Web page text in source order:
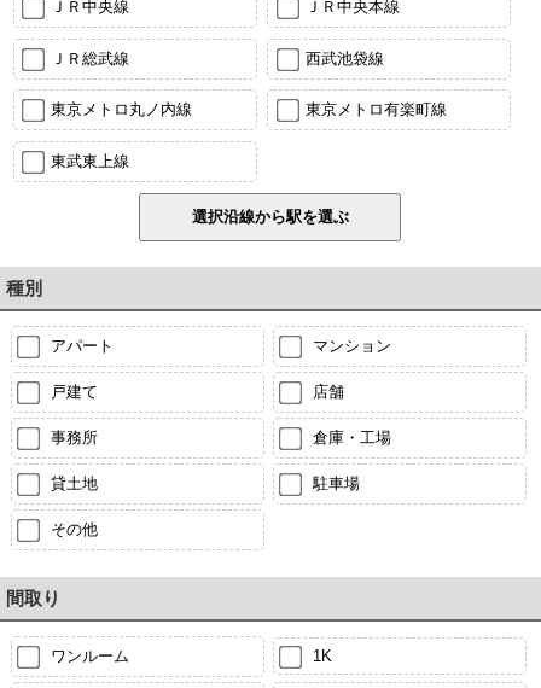
ＪＲ中央線 ＪＲ中央本線
ＪＲ総武線 西武池袋線
東京メトロ丸ノ内線 東京メトロ有楽町線
東武東上線
種別
アパート マンション
戸建て 店舗
事務所 倉庫・工場
貸土地 駐車場
その他
間取り
ワンルーム 1K